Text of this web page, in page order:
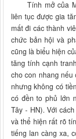
Tính mở của
liên tục được gia
mất đi các thành
chức bản hội và
cũng là biểu hiện
tăng tính cạnh
cho con nhang
nhưng không có
có đền to phủ lớn
Tây - HN). Với
và thể hiện rất rõ
tiếng lan càng xa,